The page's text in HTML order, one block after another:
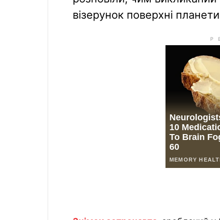
візерунок поверхні